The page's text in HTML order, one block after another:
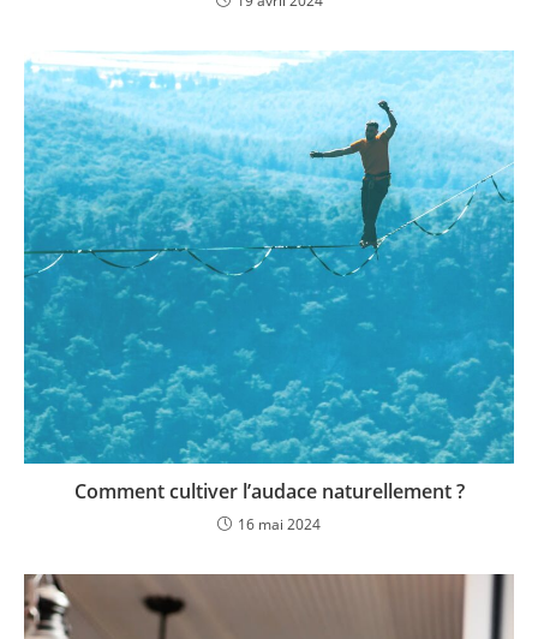
Comment cultiver l’audace naturellement ?
16 mai 2024